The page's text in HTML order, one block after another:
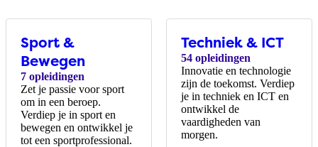
Sport &
Bewegen
7 opleidingen
Zet je passie voor sport
om in een beroep.
Verdiep je in sport en
bewegen en ontwikkel je
tot een sportprofessional.
Techniek ​& ICT
54 opleidingen
Innovatie en technologie
zijn de toekomst. Verdiep
je in techniek en ICT en
ontwikkel de
vaardigheden van
morgen.